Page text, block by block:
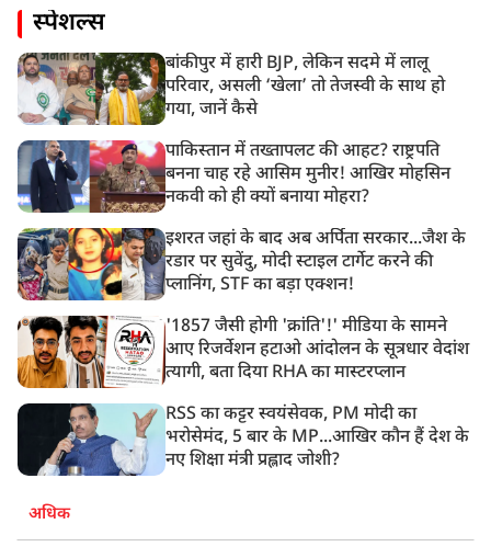
स्पेशल्स
बांकीपुर में हारी BJP, लेकिन सदमे में लालू
परिवार, असली ‘खेला’ तो तेजस्वी के साथ हो
गया, जानें कैसे
पाकिस्तान में तख्तापलट की आहट? राष्ट्रपति
बनना चाह रहे आसिम मुनीर! आखिर मोहसिन
नकवी को ही क्यों बनाया मोहरा?
इशरत जहां के बाद अब अर्पिता सरकार...जैश के
रडार पर सुवेंदु, मोदी स्टाइल टार्गेट करने की
प्लानिंग, STF का बड़ा एक्शन!
'1857 जैसी होगी 'क्रांति'!' मीडिया के सामने
आए रिजर्वेशन हटाओ आंदोलन के सूत्रधार वेदांश
त्यागी, बता दिया RHA का मास्टरप्लान
RSS का कट्टर स्वयंसेवक, PM मोदी का
भरोसेमंद, 5 बार के MP...आखिर कौन हैं देश के
नए शिक्षा मंत्री प्रह्लाद जोशी?
अधिक